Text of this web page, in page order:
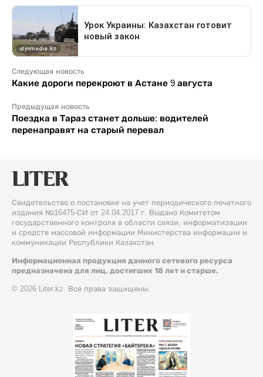
Следующая новость
Какие дороги перекроют в Астане 9 августа
Предыдущая новость
Поездка в Тараз станет дольше: водителей
перенаправят на старый перевал
Свидетельство о постановке на учет периодического печатного
издания №16475-СИ от 24.04.2017 г. Выдано Комитетом
государственного контроля в области связи, информатизации
и средств массовой информации Министерства информации и
коммуникации Республики Казахстан.
Информационная продукция данного сетевого ресурса
предназначена для лиц, достигших 18 лет и старше.
© 2026 Liter.kz. Все права защищены.